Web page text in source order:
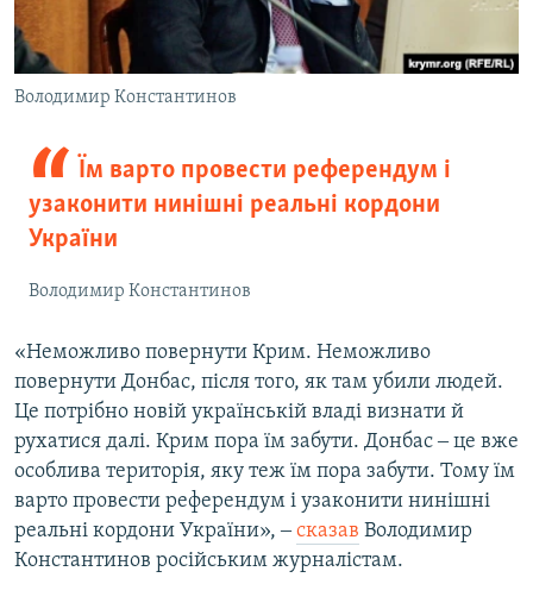
Володимир Константинов
Їм варто провести референдум і
узаконити нинішні реальні кордони
України
Володимир Константинов
«Неможливо повернути Крим. Неможливо
повернути Донбас, після того, як там убили людей.
Це потрібно новій українській владі визнати й
рухатися далі. Крим пора їм забути. Донбас ‒ це вже
особлива територія, яку теж їм пора забути. Тому їм
варто провести референдум і узаконити нинішні
реальні кордони України», ‒сказав Володимир
Константинов російським журналістам.